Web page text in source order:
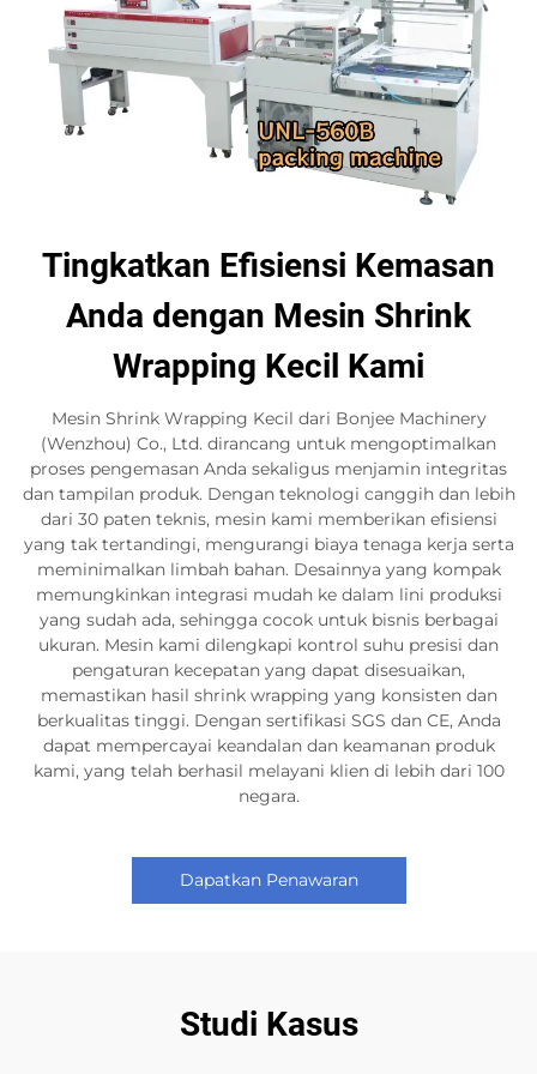
Tingkatkan Efisiensi Kemasan
Anda dengan Mesin Shrink
Wrapping Kecil Kami
Mesin Shrink Wrapping Kecil dari Bonjee Machinery
(Wenzhou) Co., Ltd. dirancang untuk mengoptimalkan
proses pengemasan Anda sekaligus menjamin integritas
dan tampilan produk. Dengan teknologi canggih dan lebih
dari 30 paten teknis, mesin kami memberikan efisiensi
yang tak tertandingi, mengurangi biaya tenaga kerja serta
meminimalkan limbah bahan. Desainnya yang kompak
memungkinkan integrasi mudah ke dalam lini produksi
yang sudah ada, sehingga cocok untuk bisnis berbagai
ukuran. Mesin kami dilengkapi kontrol suhu presisi dan
pengaturan kecepatan yang dapat disesuaikan,
memastikan hasil shrink wrapping yang konsisten dan
berkualitas tinggi. Dengan sertifikasi SGS dan CE, Anda
dapat mempercayai keandalan dan keamanan produk
kami, yang telah berhasil melayani klien di lebih dari 100
negara.
Dapatkan Penawaran
Studi Kasus